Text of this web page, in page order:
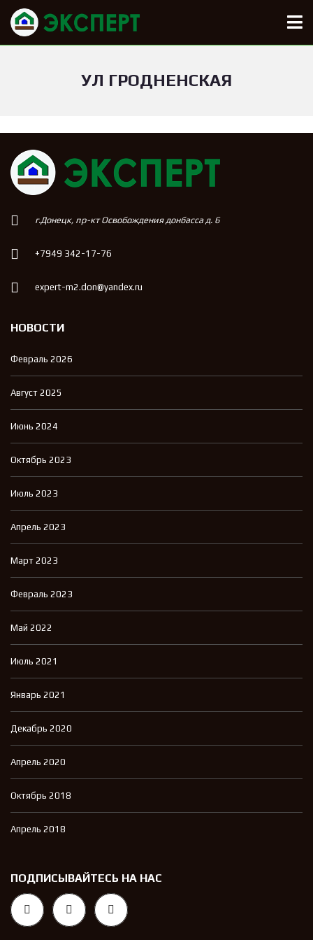
УЛ ГРОДНЕНСКАЯ
г.Донецк, пр-кт Освобождения донбасса д. 6
+7949 342-17-76
expert-m2.don@yandex.ru
НОВОСТИ
Февраль 2026
Август 2025
Июнь 2024
Октябрь 2023
Июль 2023
Апрель 2023
Март 2023
Февраль 2023
Май 2022
Июль 2021
Январь 2021
Декабрь 2020
Апрель 2020
Октябрь 2018
Апрель 2018
ПОДПИСЫВАЙТЕСЬ НА НАС